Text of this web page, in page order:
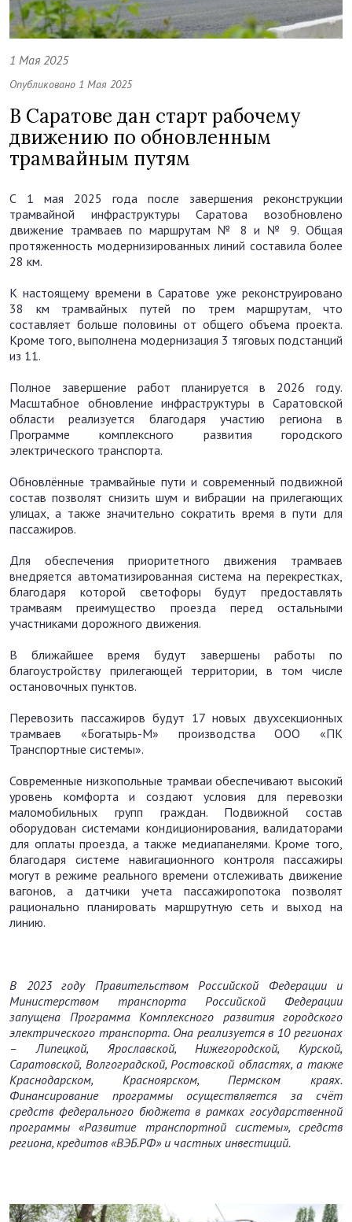
1 Мая 2025
Опубликовано 1 Мая 2025
В Саратове дан старт рабочему
движению по обновленным
трамвайным путям
С 1 мая 2025 года после завершения реконструкции
трамвайной инфраструктуры Саратова возобновлено
движение трамваев по маршрутам № 8 и № 9. Общая
протяженность модернизированных линий составила более
28 км.
К настоящему времени в Саратове уже реконструировано
38 км трамвайных путей по трем маршрутам, что
составляет больше половины от общего объема проекта.
Кроме того, выполнена модернизация 3 тяговых подстанций
из 11.
Полное завершение работ планируется в 2026 году.
Масштабное обновление инфраструктуры в Саратовской
области реализуется благодаря участию региона в
Программе комплексного развития городского
электрического транспорта.
Обновлённые трамвайные пути и современный подвижной
состав позволят снизить шум и вибрации на прилегающих
улицах, а также значительно сократить время в пути для
пассажиров.
Для обеспечения приоритетного движения трамваев
внедряется автоматизированная система на перекрестках,
благодаря которой светофоры будут предоставлять
трамваям преимущество проезда перед остальными
участниками дорожного движения.
В ближайшее время будут завершены работы по
благоустройству прилегающей территории, в том числе
остановочных пунктов.
Перевозить пассажиров будут 17 новых двухсекционных
трамваев «Богатырь-М» производства ООО «ПК
Транспортные системы».
Современные низкопольные трамваи обеспечивают высокий
уровень комфорта и создают условия для перевозки
маломобильных групп граждан. Подвижной состав
оборудован системами кондиционирования, валидаторами
для оплаты проезда, а также медиапанелями. Кроме того,
благодаря системе навигационного контроля пассажиры
могут в режиме реального времени отслеживать движение
вагонов, а датчики учета пассажиропотока позволят
рационально планировать маршрутную сеть и выход на
линию.
В 2023 году Правительством Российской Федерации и
Министерством транспорта Российской Федерации
запущена Программа Комплексного развития городского
электрического транспорта. Она реализуется в 10 регионах
– Липецкой, Ярославской, Нижегородской, Курской,
Саратовской, Волгоградской, Ростовской областях, а также
Краснодарском, Красноярском, Пермском краях.
Финансирование программы осуществляется за счёт
средств федерального бюджета в рамках государственной
программы «Развитие транспортной системы», средств
региона, кредитов «ВЭБ.РФ» и частных инвестиций.